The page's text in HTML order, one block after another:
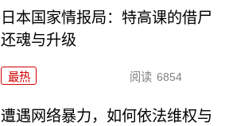
日本国家情报局：特高课的借尸
还魂与升级
最热 阅读 6854
遭遇网络暴力，如何依法维权与